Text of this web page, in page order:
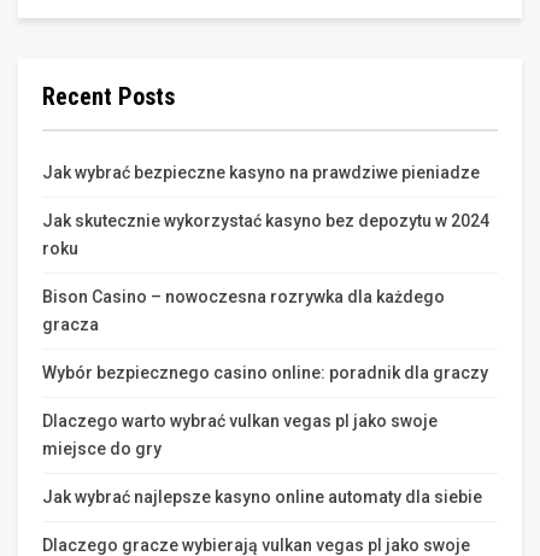
Recent Posts
Jak wybrać bezpieczne kasyno na prawdziwe pieniadze
Jak skutecznie wykorzystać kasyno bez depozytu w 2024
roku
Bison Casino – nowoczesna rozrywka dla każdego
gracza
Wybór bezpiecznego casino online: poradnik dla graczy
Dlaczego warto wybrać vulkan vegas pl jako swoje
miejsce do gry
Jak wybrać najlepsze kasyno online automaty dla siebie
Dlaczego gracze wybierają vulkan vegas pl jako swoje